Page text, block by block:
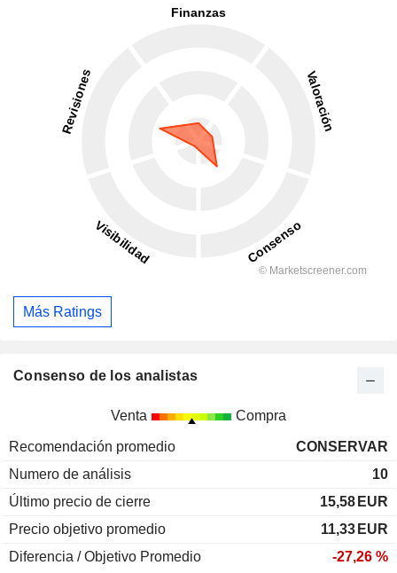
Más Ratings
Consenso de los analistas
Venta Compra
Recomendación promedio
CONSERVAR
Numero de análisis
10
Último precio de cierre
15,58 EUR
Precio objetivo promedio
11,33 EUR
Diferencia / Objetivo Promedio
-27,26 %